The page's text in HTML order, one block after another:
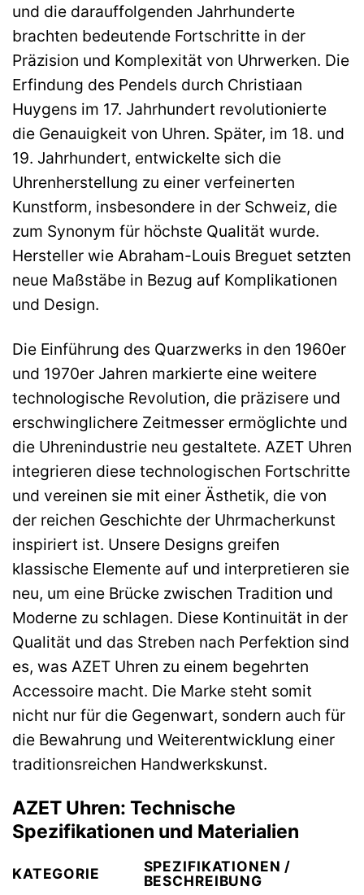
und die darauffolgenden Jahrhunderte
brachten bedeutende Fortschritte in der
Präzision und Komplexität von Uhrwerken. Die
Erfindung des Pendels durch Christiaan
Huygens im 17. Jahrhundert revolutionierte
die Genauigkeit von Uhren. Später, im 18. und
19. Jahrhundert, entwickelte sich die
Uhrenherstellung zu einer verfeinerten
Kunstform, insbesondere in der Schweiz, die
zum Synonym für höchste Qualität wurde.
Hersteller wie Abraham-Louis Breguet setzten
neue Maßstäbe in Bezug auf Komplikationen
und Design.
Die Einführung des Quarzwerks in den 1960er
und 1970er Jahren markierte eine weitere
technologische Revolution, die präzisere und
erschwinglichere Zeitmesser ermöglichte und
die Uhrenindustrie neu gestaltete. AZET Uhren
integrieren diese technologischen Fortschritte
und vereinen sie mit einer Ästhetik, die von
der reichen Geschichte der Uhrmacherkunst
inspiriert ist. Unsere Designs greifen
klassische Elemente auf und interpretieren sie
neu, um eine Brücke zwischen Tradition und
Moderne zu schlagen. Diese Kontinuität in der
Qualität und das Streben nach Perfektion sind
es, was AZET Uhren zu einem begehrten
Accessoire macht. Die Marke steht somit
nicht nur für die Gegenwart, sondern auch für
die Bewahrung und Weiterentwicklung einer
traditionsreichen Handwerkskunst.
AZET Uhren: Technische
Spezifikationen und Materialien
KATEGORIE
SPEZIFIKATIONEN /
BESCHREIBUNG